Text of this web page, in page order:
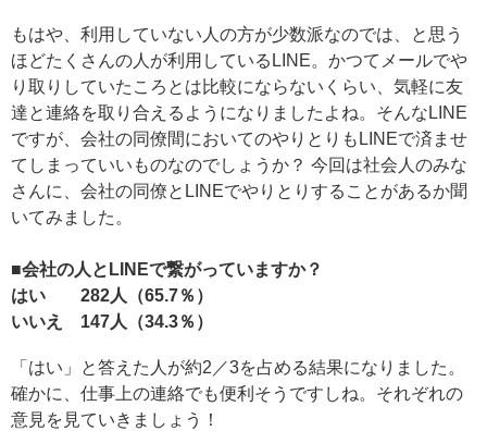
もはや、利用していない人の方が少数派なのでは、と思う
ほどたくさんの人が利用しているLINE。かつてメールでや
り取りしていたころとは比較にならないくらい、気軽に友
達と連絡を取り合えるようになりましたよね。そんなLINE
ですが、会社の同僚間においてのやりとりもLINEで済ませ
てしまっていいものなのでしょうか？ 今回は社会人のみな
さんに、会社の同僚とLINEでやりとりすることがあるか聞
いてみました。
■会社の人とLINEで繋がっていますか？
はい 282人（65.7％）
いいえ 147人（34.3％）
「はい」と答えた人が約2／3を占める結果になりました。
確かに、仕事上の連絡でも便利そうですしね。それぞれの
意見を見ていきましょう！